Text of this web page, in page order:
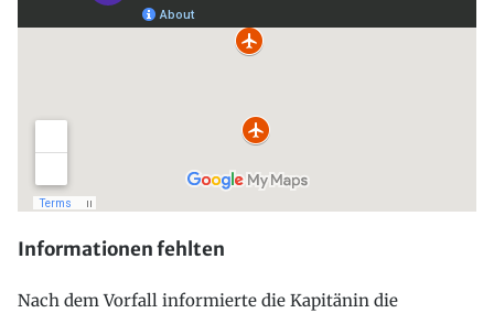
Informationen fehlten
Nach dem Vorfall informierte die Kapitänin die